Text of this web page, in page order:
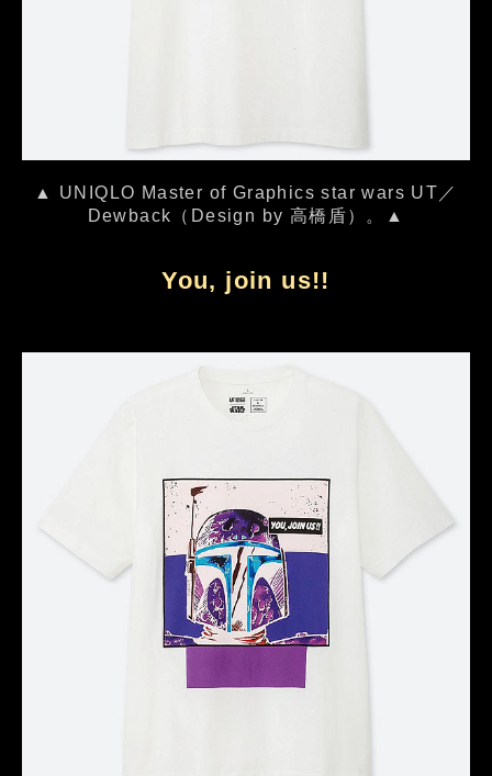
▲ UNIQLO Master of Graphics star wars UT／
Dewback（Design by 高橋盾）。▲
You, join us!!